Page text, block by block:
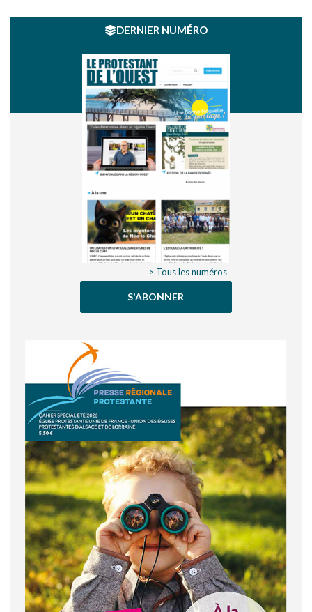
DERNIER NUMÉRO
> Tous les numéros
S'ABONNER